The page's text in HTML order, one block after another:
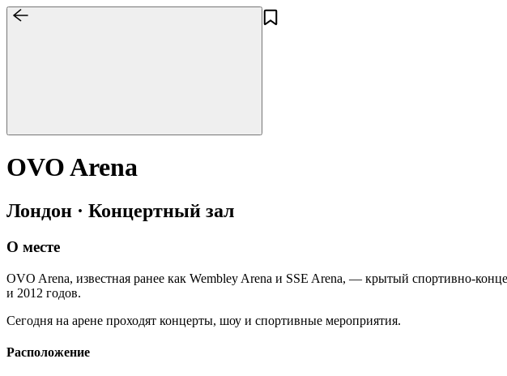
OVO Arena
Лондон · Концертный зал
О месте
OVO Arena, известная ранее как Wembley Arena и SSE Arena, — крытый спортивно-
и 2012 годов.
Сегодня на арене проходят концерты, шоу и спортивные мероприятия.
Расположение